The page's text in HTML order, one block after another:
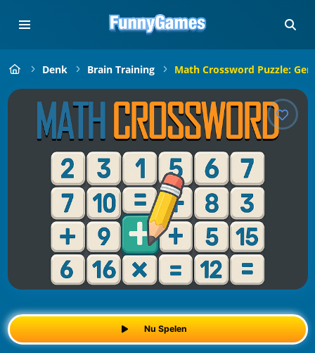
Denk Brain Training Math Crossword Puzzle:
Nu Spelen